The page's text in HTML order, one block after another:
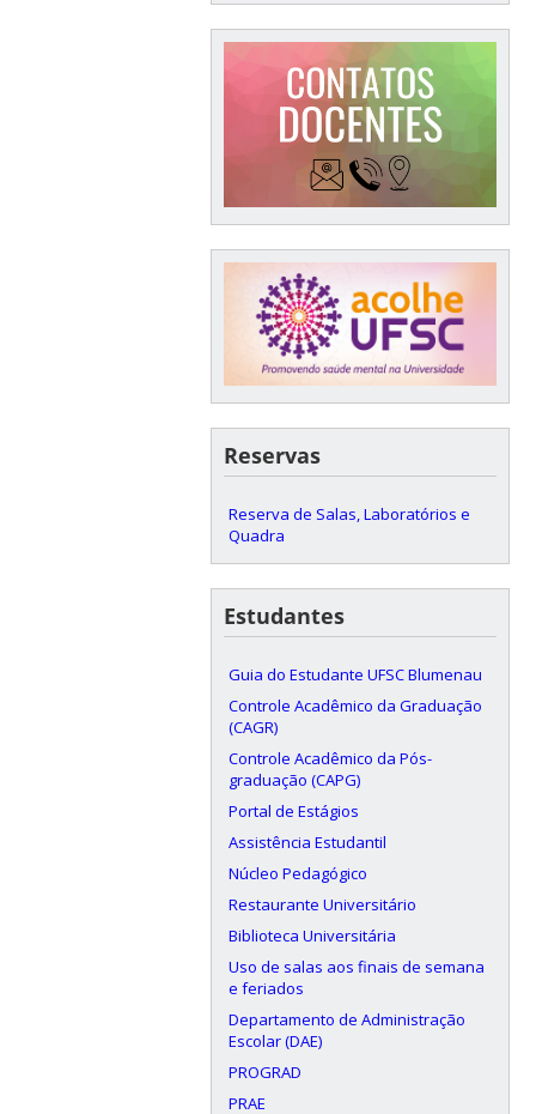
Reservas
Reserva de Salas, Laboratórios e
Quadra
Estudantes
Guia do Estudante UFSC Blumenau
Controle Acadêmico da Graduação
(CAGR)
Controle Acadêmico da Pós-
graduação (CAPG)
Portal de Estágios
Assistência Estudantil
Núcleo Pedagógico
Restaurante Universitário
Biblioteca Universitária
Uso de salas aos finais de semana
e feriados
Departamento de Administração
Escolar (DAE)
PROGRAD
PRAE